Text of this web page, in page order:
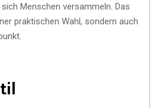
Menschen versammeln. Das
praktischen Wahl, sondern auch